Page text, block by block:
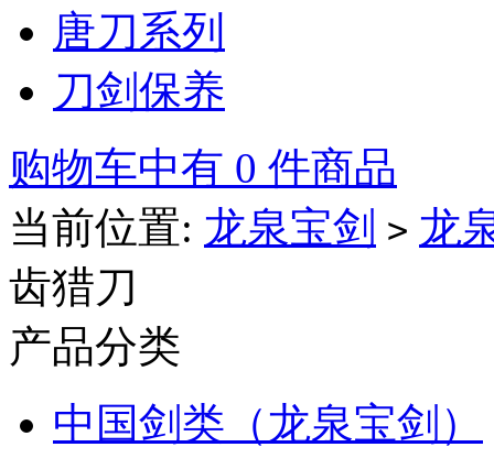
唐刀系列
刀剑保养
购物车中有 0 件商品
当前位置: 龙泉宝剑 > 龙
齿猎刀
产品分类
中国剑类（龙泉宝剑）